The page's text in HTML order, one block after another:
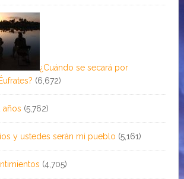
¿Cuándo se secará por
(6,672)
años (5,762)
y ustedes serán mi pueblo (5,161)
(4,705)